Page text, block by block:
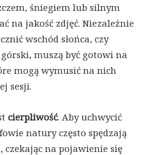
śniegiem lub silnym
na jakość zdjęć. Niezależnie
wschód słońca, czy
muszą być gotowi na
mogą wymusić na nich
sesji.
cierpliwość. Aby uchwycić
natury często spędzają
czekając na pojawienie się